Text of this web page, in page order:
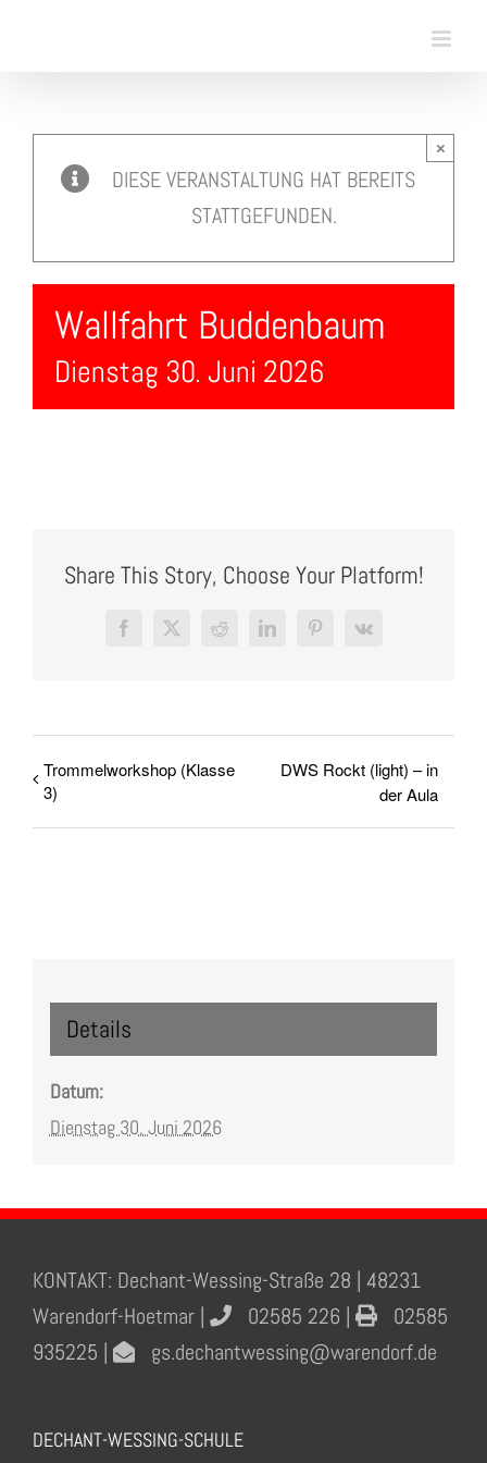
DIESE VERANSTALTUNG HAT BEREITS
STATTGEFUNDEN.
×
Wallfahrt Buddenbaum
Dienstag 30. Juni 2026
Share This Story, Choose Your Platform!
Facebook
X RedditLinkedInPinterest
Vk
Trommelworkshop (Klasse
3)
DWS Rockt (light) – in
der Aula
Details
Datum:
Dienstag 30. Juni 2026
KONTAKT: Dechant-Wessing-Straße 28 | 48231
Warendorf-Hoetmar |
02585 226 |
02585
935225 |
gs.dechantwessing@warendorf.de
DECHANT-WESSING-SCHULE